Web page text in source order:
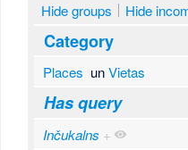
Hide groups Hide
Category
Places unVietas
Has query
Inčukalns +